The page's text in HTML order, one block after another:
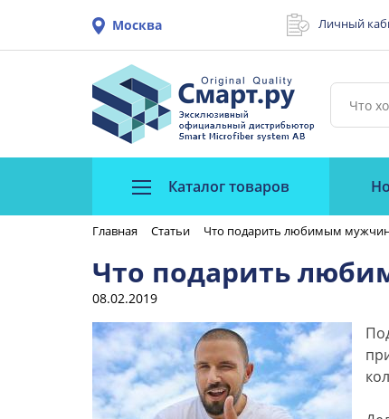
Москва Личный
Каталог товаров
Главная Статьи Что подарить любимым
Что подарить
08.02.2019